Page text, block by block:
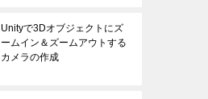
Unityで3Dオブジェクトにズ
ームイン＆ズームアウトする
カメラの作成